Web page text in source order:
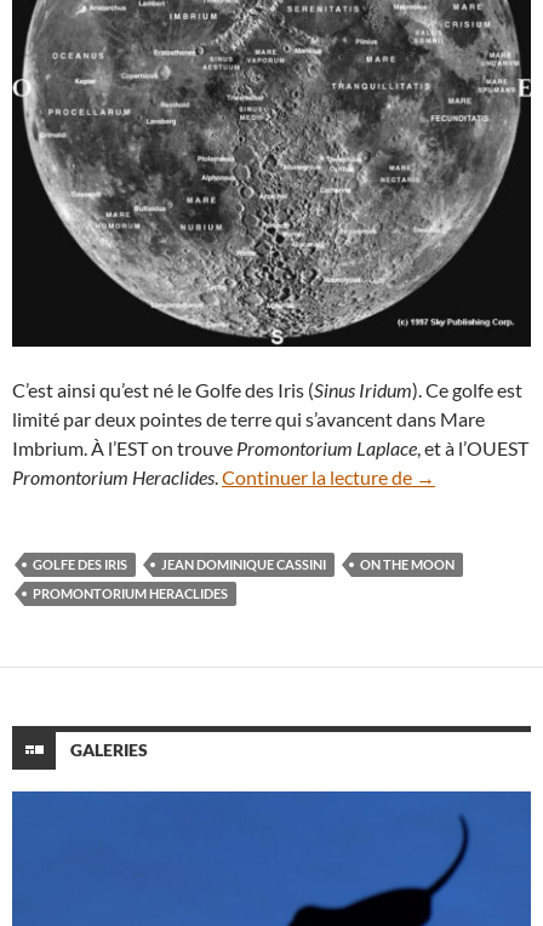
C’est ainsi qu’est né le Golfe des Iris (Sinus Iridum). Ce golfe est
limité par deux pointes de terre qui s’avancent dans Mare
Imbrium. À l’EST on trouve Promontorium Laplace , et à l’OUEST
Promontorium Heraclides Continuer la lecture de →
GOLFE DES IRIS JEAN DOMINIQUE CASSINI
ON THE MOON
PROMONTORIUM HERACLIDES
GALERIES